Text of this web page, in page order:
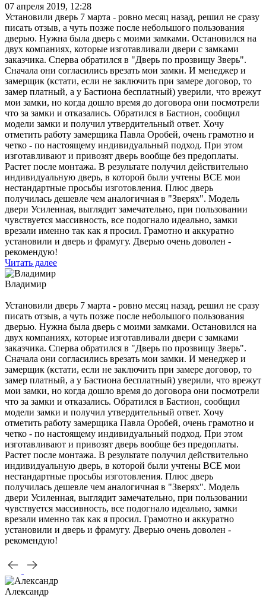
07 апреля 2019, 12:28
Установили дверь 7 марта - ровно месяц назад, решил не сразу
писать отзыв, а чуть позже после небольшого пользования
дверью. Нужна была дверь с моими замками. Остановился на
двух компаниях, которые изготавливали двери с замками
заказчика. Сперва обратился в "Дверь по прозвищу Зверь".
Сначала они согласились врезать мои замки. И менеджер и
замерщик (кстати, если не заключить при замере договор, то
замер платный, а у Бастиона бесплатный) уверили, что врежут
мои замки, но когда дошло время до договора они посмотрели
что за замки и отказались. Обратился в Бастион, сообщил
модели замки и получил утвердительный ответ. Хочу
отметить работу замерщика Павла Оробей, очень грамотно и
четко - по настоящему индивидуальный подход. При этом
изготавливают и привозят дверь вообще без предоплаты.
Растет после монтажа. В результате получил действительно
индивидуальную дверь, в которой были учтены ВСЕ мои
нестандартные просьбы изготовления. Плюс дверь
получилась дешевле чем аналогичная в "Зверях". Модель
двери Усиленная, выглядит замечательно, при пользовании
чувствуется массивность, все подогнало идеально, замки
врезали именно так как я просил. Грамотно и аккуратно
установили и дверь и фрамугу. Дверью очень доволен -
рекомендую!
Читать далее
Владимир
Установили дверь 7 марта - ровно месяц назад, решил не сразу
писать отзыв, а чуть позже после небольшого пользования
дверью. Нужна была дверь с моими замками. Остановился на
двух компаниях, которые изготавливали двери с замками
заказчика. Сперва обратился в "Дверь по прозвищу Зверь".
Сначала они согласились врезать мои замки. И менеджер и
замерщик (кстати, если не заключить при замере договор, то
замер платный, а у Бастиона бесплатный) уверили, что врежут
мои замки, но когда дошло время до договора они посмотрели
что за замки и отказались. Обратился в Бастион, сообщил
модели замки и получил утвердительный ответ. Хочу
отметить работу замерщика Павла Оробей, очень грамотно и
четко - по настоящему индивидуальный подход. При этом
изготавливают и привозят дверь вообще без предоплаты.
Растет после монтажа. В результате получил действительно
индивидуальную дверь, в которой были учтены ВСЕ мои
нестандартные просьбы изготовления. Плюс дверь
получилась дешевле чем аналогичная в "Зверях". Модель
двери Усиленная, выглядит замечательно, при пользовании
чувствуется массивность, все подогнало идеально, замки
врезали именно так как я просил. Грамотно и аккуратно
установили и дверь и фрамугу. Дверью очень доволен -
рекомендую!
Александр